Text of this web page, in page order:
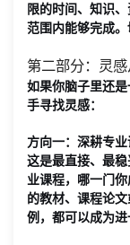
限的时间、知识
范围内能够完成。
第二部分：灵
如果你脑子里还
手寻找灵感：
方向一：深耕专
这是最直接、最
业课程，哪一门
的教材、课程论
例，都可以成为进